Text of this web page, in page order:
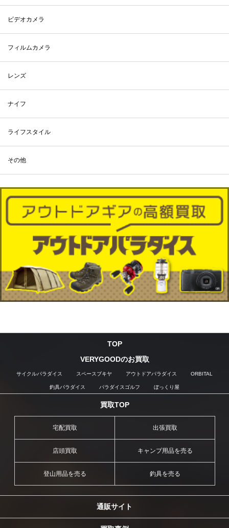
ビデオカメラ
フィルムカメラ
レンズ
ナイフ
ライフスタイル
その他
TOP
VERYGOODのお買取
サイクルパラダイス スペースブキヤ アウトドアパラダイス ORBITAL
釣具パラダイス パラダイスゴルフ ぼっくり屋
買取TOP
宅配買取 出張買取
店頭買取 キャンプ用品を売る
登山用品を売る 釣具を売る
通販サイト